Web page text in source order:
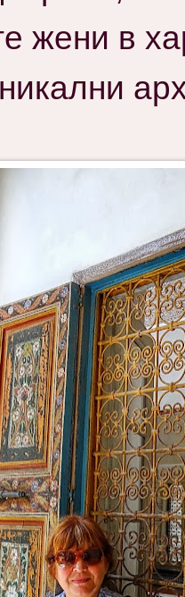
жени в